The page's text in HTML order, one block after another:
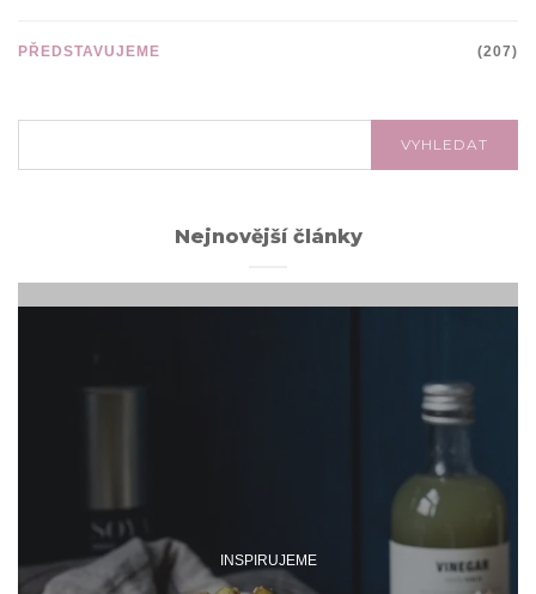
PŘEDSTAVUJEME (207)
VYHLEDAT
Nejnovější články
INSPIRUJEME